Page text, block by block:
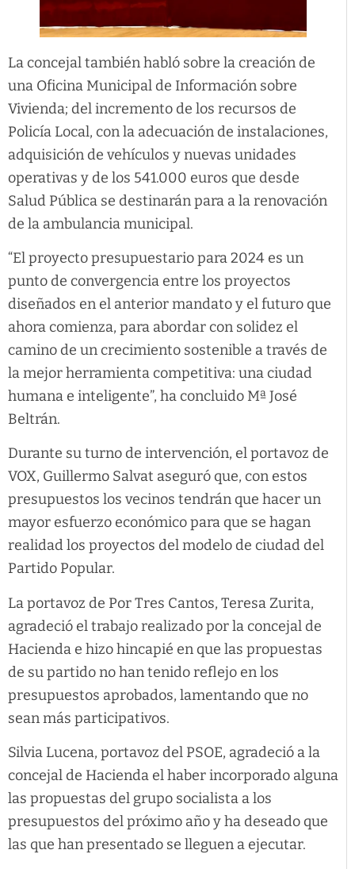
La concejal también habló sobre la creación de
una Oficina Municipal de Información sobre
Vivienda; del incremento de los recursos de
Policía Local, con la adecuación de instalaciones,
adquisición de vehículos y nuevas unidades
operativas y de los 541.000 euros que desde
Salud Pública se destinarán para a la renovación
de la ambulancia municipal.
“El proyecto presupuestario para 2024 es un
punto de convergencia entre los proyectos
diseñados en el anterior mandato y el futuro que
ahora comienza, para abordar con solidez el
camino de un crecimiento sostenible a través de
la mejor herramienta competitiva: una ciudad
humana e inteligente”, ha concluido Mª José
Beltrán.
Durante su turno de intervención, el portavoz de
VOX, Guillermo Salvat aseguró que, con estos
presupuestos los vecinos tendrán que hacer un
mayor esfuerzo económico para que se hagan
realidad los proyectos del modelo de ciudad del
Partido Popular.
La portavoz de Por Tres Cantos, Teresa Zurita,
agradeció el trabajo realizado por la concejal de
Hacienda e hizo hincapié en que las propuestas
de su partido no han tenido reflejo en los
presupuestos aprobados, lamentando que no
sean más participativos.
Silvia Lucena, portavoz del PSOE, agradeció a la
concejal de Hacienda el haber incorporado alguna
las propuestas del grupo socialista a los
presupuestos del próximo año y ha deseado que
las que han presentado se lleguen a ejecutar.